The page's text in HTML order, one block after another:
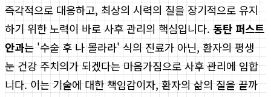
즉각적으로 대응하고, 최상의 시력의 질을 장기적으로 유지
하기 위한 노력이 바로 사후 관리의 핵심입니다. 동탄 퍼스트
안과는 '수술 후 나 몰라라' 식의 진료가 아닌, 환자의 평생
눈 건강 주치의가 되겠다는 마음가짐으로 사후 관리에 임합
니다. 이는 기술에 대한 책임감이자, 환자의 삶의 질을 끝까